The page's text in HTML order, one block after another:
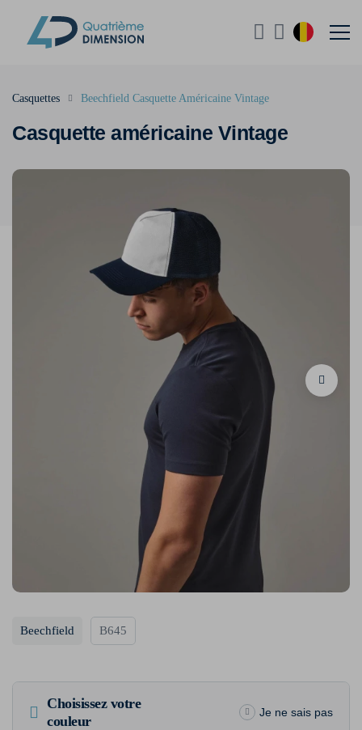
Casquette américaine Vintage
Casquettes Beechfield Casquette Américaine Vintage
Beechfield B645
Choisissez votre
couleur
Je ne sais pas